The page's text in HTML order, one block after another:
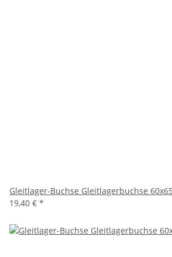
Gleitlager-Buchse Gleitlagerbuchse
19,40 € *